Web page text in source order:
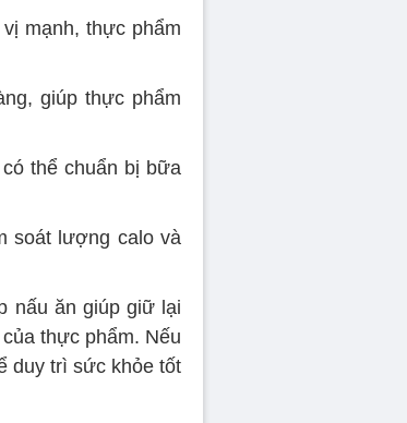
mạnh, thực phẩm
giúp thực phẩm
thể chuẩn bị bữa
soát lượng calo và
nấu ăn giúp giữ lại
thực phẩm. Nếu
duy trì sức khỏe tốt